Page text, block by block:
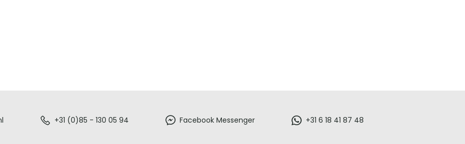
+31 (0)85 - 130 05 94 Facebook Messenger +31 6 18 41 87 48